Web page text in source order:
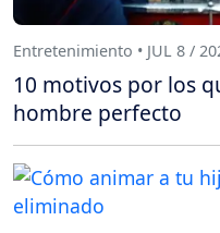
Entretenimiento • JUL 8 /
10 motivos por los
hombre perfecto